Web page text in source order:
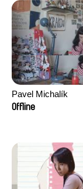
Pavel Michalík
Offline